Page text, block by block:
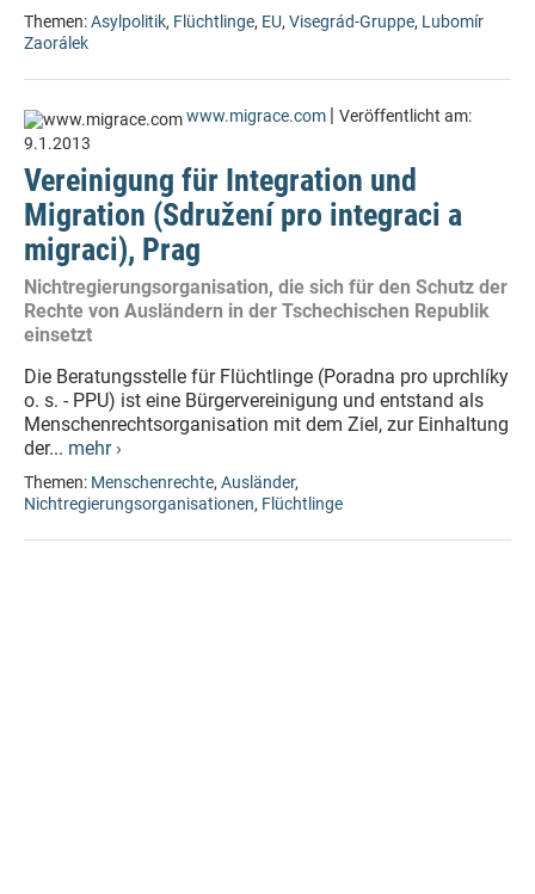
Themen:Asylpolitik, Flüchtlinge, EU, Visegrád-Gruppe, Lubomír
Zaorálek
www.migrace.com | Veröffentlicht am:
9.1.2013
Vereinigung für Integration und
Migration (Sdružení pro integraci a
migraci), Prag
Nichtregierungsorganisation, die sich für den Schutz der
Rechte von Ausländern in der Tschechischen Republik
einsetzt
Die Beratungsstelle für Flüchtlinge (Poradna pro uprchlíky
o. s. - PPU) ist eine Bürgervereinigung und entstand als
Menschenrechtsorganisation mit dem Ziel, zur Einhaltung
der... mehr ›
Themen: Menschenrechte, Ausländer,
Nichtregierungsorganisationen, Flüchtlinge